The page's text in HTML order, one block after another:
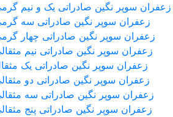
زعفران سوپر نگین صادراتی یک و نیم
زعفران سوپر نگین صادراتی سه
زعفران سوپر نگین صادراتی چهار
زعفران سوپر نگین صادراتی نیم
زعفران سوپر نگین صادراتی یک
زعفران سوپر نگین صادراتی دو
زعفران سوپر نگین صادراتی سه
زعفران سوپر نگین صادراتی پنج